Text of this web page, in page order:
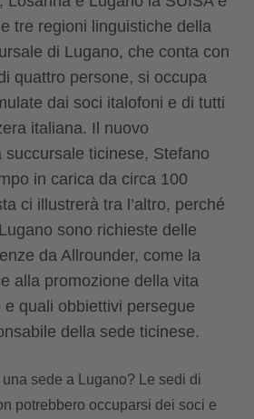
tre regioni linguistiche della
di Lugano, che conta con
quattro persone, si occupa
dai soci italofoni e di tutti
italiana. Il nuovo
succursale ticinese, Stefano
in carica da circa 100
ci illustrerà tra l’altro, perché
sono richieste delle
da Allrounder, come la
alla promozione della vita
quali obbiettivi persegue
della sede ticinese.
sede a Lugano? Le sedi di
potrebbero occuparsi dei soci e